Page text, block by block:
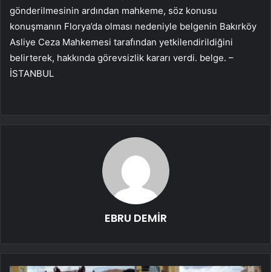
gönderilmesinin ardından mahkeme, söz konusu
konuşmanın Florya’da olması nedeniyle belgenin Bakırköy
Asliye Ceza Mahkemesi tarafından yetkilendirildiğini
belirterek, hakkında görevsizlik kararı verdi. belge. –
İSTANBUL
EBRU DEMİR